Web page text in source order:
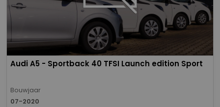
Audi A5 - Sportback 40 TFSI Launch edition Sport
Bouwjaar
07-2020